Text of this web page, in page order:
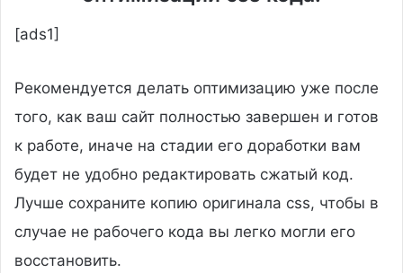
[ads1]
Рекомендуется делать оптимизацию уже после
того, как ваш сайт полностью завершен и готов
к работе, иначе на стадии его доработки вам
будет не удобно редактировать сжатый код.
Лучше сохраните копию оригинала css, чтобы в
случае не рабочего кода вы легко могли его
восстановить.